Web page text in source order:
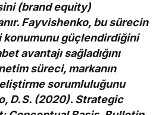
(brand equity)
Fayvishenko, bu sürecin
konumunu güçlendirdiğini
avantajı sağladığını
süreci, markanın
sorumluluğunu
D. S. (2020). Strategic